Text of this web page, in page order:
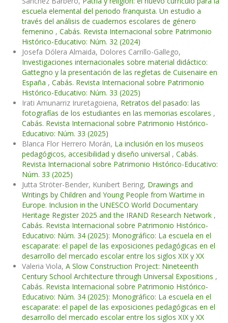
escuela elemental del periodo franquista. Un estudio a
través del análisis de cuadernos escolares de género
femenino , Cabás. Revista Internacional sobre Patrimonio
Histórico-Educativo: Núm. 32 (2024)
Josefa Dólera Almaida, Dolores Carrillo-Gallego,
Investigaciones internacionales sobre material didáctico:
Gattegno y la presentación de las regletas de Cuisenaire en
España , Cabás. Revista Internacional sobre Patrimonio
Histórico-Educativo: Núm. 33 (2025)
Irati Amunarriz Iruretagoiena, Retratos del pasado: las
fotografías de los estudiantes en las memorias escolares ,
Cabás. Revista Internacional sobre Patrimonio Histórico-
Educativo: Núm. 33 (2025)
Blanca Flor Herrero Morán, La inclusión en los museos
pedagógicos, accesibilidad y diseño universal , Cabás.
Revista Internacional sobre Patrimonio Histórico-Educativo:
Núm. 33 (2025)
Jutta Ströter-Bender, Kunibert Bering, Drawings and
Writings by Children and Young People from Wartime in
Europe. Inclusion in the UNESCO World Documentary
Heritage Register 2025 and the IRAND Research Network ,
Cabás. Revista Internacional sobre Patrimonio Histórico-
Educativo: Núm. 34 (2025): Monográfico: La escuela en el
escaparate: el papel de las exposiciones pedagógicas en el
desarrollo del mercado escolar entre los siglos XIX y XX
Valeria Viola, A Slow Construction Project: Nineteenth
Century School Architecture through Universal Expositions ,
Cabás. Revista Internacional sobre Patrimonio Histórico-
Educativo: Núm. 34 (2025): Monográfico: La escuela en el
escaparate: el papel de las exposiciones pedagógicas en el
desarrollo del mercado escolar entre los siglos XIX y XX